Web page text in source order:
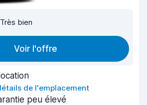
Très bien
Voir l'offre
de l'emplacement
peu élevé